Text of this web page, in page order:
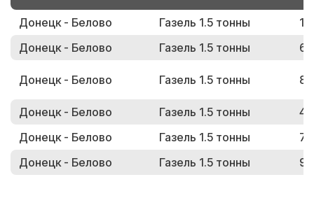
Донецк - Белово Газель 1.5 тонны
Донецк - Белово
Газель 1.5 тонны
Донецк - Белово Газель 1.5 тонны
Донецк - Белово Газель 1.5 тонны
Донецк - Белово
Газель 1.5 тонны
Донецк - Белово
Газель 1.5 тонны